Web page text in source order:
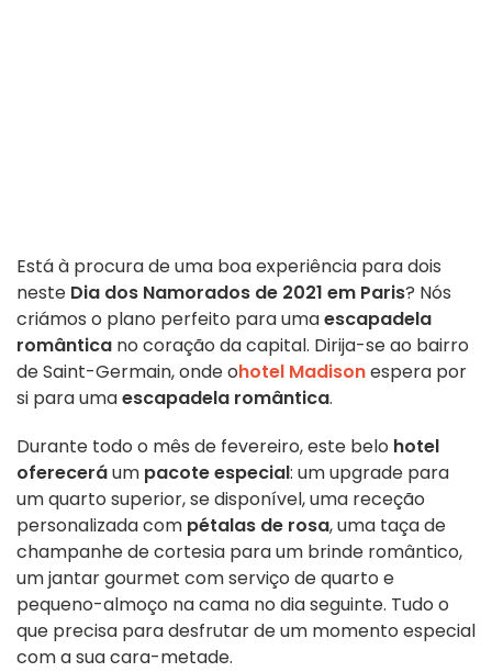
Está à procura de uma boa experiência para dois
neste Dia dos Namorados de 2021 em Paris? Nós
criámos o plano perfeito para umaescapadela
romântica no coração da capital. Dirija-se ao bairro
de Saint-Germain, onde ohotel Madisonespera por
si para umaescapadela romântica.
Durante todo o mês de fevereiro, este belo hotel
ofereceráum pacote especial: um upgrade para
um quarto superior, se disponível, uma receção
personalizada com pétalas de rosa, uma taça de
champanhe de cortesia para um brinde romântico,
um jantar gourmet com serviço de quarto e
pequeno-almoço na cama no dia seguinte. Tudo o
que precisa para desfrutar de um momento especial
com a sua cara-metade.